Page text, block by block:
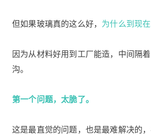
但如果玻璃真的这么好， 为什么到现
因为从材料好用到工厂能造，中间隔
沟。
第一个问题，太脆了。
这是最直觉的问题，也是最难解决的